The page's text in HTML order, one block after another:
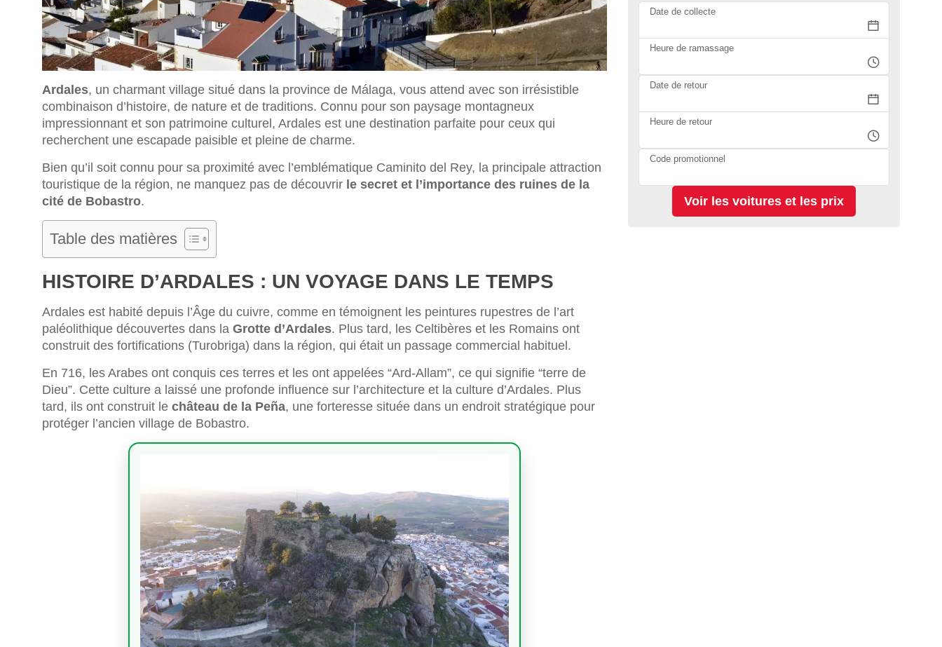
Ardales, un charmant village situé dans la province de Málaga, vous attend avec son irrésistible
combinaison d’histoire, de nature et de traditions. Connu pour son paysage montagneux
impressionnant et son patrimoine culturel, Ardales est une destination parfaite pour ceux qui
recherchent une escapade paisible et pleine de charme.
Bien qu’il soit connu pour sa proximité avec l’emblématique Caminito del Rey, la principale attraction
touristique de la région, ne manquez pas de découvrir le secret et l’importance des ruines de la
cité de Bobastro.
Table des matières
HISTOIRE D’ARDALES : UN VOYAGE DANS LE TEMPS
Ardales est habité depuis l’Âge du cuivre, comme en témoignent les peintures rupestres de l’art
paléolithique découvertes dans la Grotte d’Ardales. Plus tard, les Celtibères et les Romains ont
construit des fortifications (Turobriga) dans la région, qui était un passage commercial habituel.
En 716, les Arabes ont conquis ces terres et les ont appelées “Ard-Allam”, ce qui signifie “terre de
Dieu”. Cette culture a laissé une profonde influence sur l’architecture et la culture d’Ardales. Plus
tard, ils ont construit le château de la Peña, une forteresse située dans un endroit stratégique pour
protéger l’ancien village de Bobastro.
Date de collecte
Heure de ramassage
Date de retour
Heure de retour
Code promotionnel